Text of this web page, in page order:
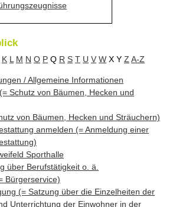
K L M N O P Q R S T U V W X Y Z A-Z
/ Allgemeine Informationen
Schutz von Bäumen, Hecken und
von Bäumen, Hecken und Sträuchern)
anmelden (= Anmeldung einer
Sporthalle
über Berufstätigkeit o. ä.
Bürgerservice)
(= Satzung über die Einzelheiten der
Unterrichtung der Einwohner in der